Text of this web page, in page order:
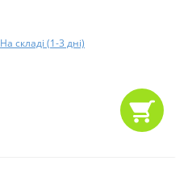
На складі (1-3 дні)